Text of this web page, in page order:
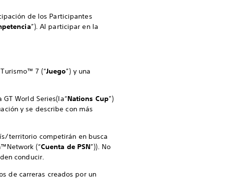
de los Participantes
”). Al participar en la
7 (“Juego”) y una
GT World Series(la“Nations Cup”)
y se describe con más
territorio competirán en busca
(“Cuenta de PSN”)). No
conducir.
de carreras creados por un